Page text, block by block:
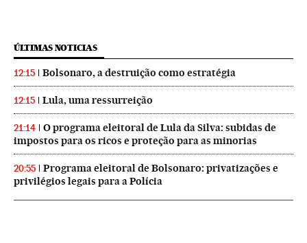
ÚLTIMAS NOTICIAS
12:15 Bolsonaro, a destruição como estratégia
12:15 Lula, uma ressurreição
21:14
O programa eleitoral de Lula da Silva: subidas de
impostos para os ricos e proteção para as minorias
20:55
Programa eleitoral de Bolsonaro: privatizações e
privilégios legais para a Polícia